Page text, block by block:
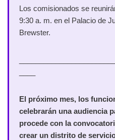
Los comisionados se
9:30 a. m. en el Palacio de
Brewster.
El próximo mes, los
celebrarán una audiencia
procede con la
crear un distrito de